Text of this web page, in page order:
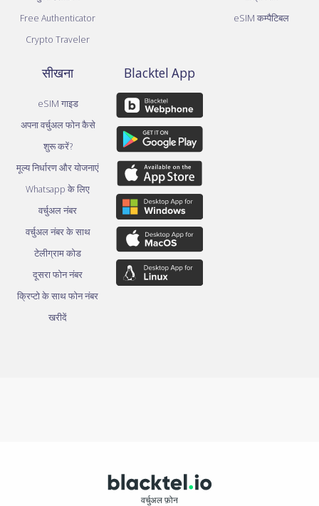
Free Authenticator
Crypto Traveler
eSIM कम्पैटिबल
सीखना
eSIM गाइड
अपना वर्चुअल फोन कैसे
शुरू करें?
मूल्य निर्धारण और योजनाएं
Whatsapp के लिए
वर्चुअल नंबर
वर्चुअल नंबर के साथ
टेलीग्राम कोड
दूसरा फोन नंबर
क्रिप्टो के साथ फोन नंबर
खरीदें
Blacktel App
वर्चुअल फ़ोन